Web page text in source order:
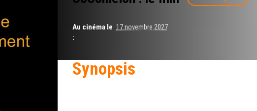
Au cinéma le
:
17 novembre 2027
Synopsis